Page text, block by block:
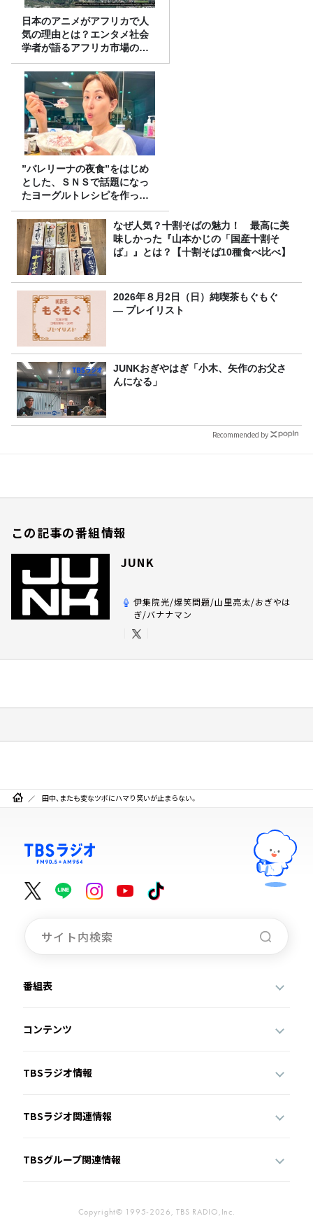
日本のアニメがアフリカで人
気の理由とは？エンタメ社会
学者が語るアフリカ市場のリ
アル
”バレリーナの夜食”をはじめ
とした、ＳＮＳで話題になっ
たヨーグルトレシピを作って
みた！
なぜ人気？十割そばの魅力！ 最高に美
味しかった『山本かじの「国産十割そ
ば」』とは？【十割そば10種食べ比べ】
2026年８月2日（日）純喫茶もぐもぐ
― プレイリスト
JUNKおぎやはぎ「小木、矢作のお父さ
んになる」
Recommended by
この記事の番組情報
JUNK
伊集院光/爆笑問題/山里亮太/おぎやは
ぎ/バナナマン
田中、またも変なツボにハマり笑いが止まらない。
番組表
コンテンツ
TBSラジオ情報
TBSラジオ関連情報
TBSグループ関連情報
Copyright© 1995-2026, TBS RADIO,Inc.